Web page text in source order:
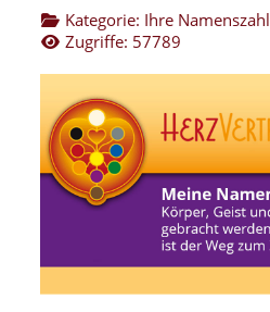
Kategorie: Ihre Namenszahl
Zugriffe: 57789